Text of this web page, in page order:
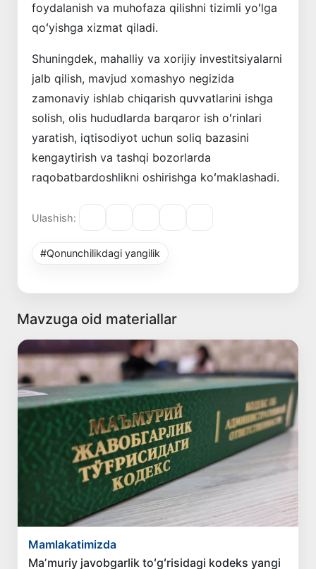
foydalanish va muhofaza qilishni tizimli yoʻlga
qoʻyishga xizmat qiladi.
Shuningdek, mahalliy va xorijiy investitsiyalarni
jalb qilish, mavjud xomashyo negizida
zamonaviy ishlab chiqarish quvvatlarini ishga
solish, olis hududlarda barqaror ish oʻrinlari
yaratish, iqtisodiyot uchun soliq bazasini
kengaytirish va tashqi bozorlarda
raqobatbardoshlikni oshirishga koʻmaklashadi.
Ulashish:
#Qonunchilikdagi yangilik
Mavzuga oid materiallar
Mamlakatimizda
Maʼmuriy javobgarlik toʻgʻrisidagi kodeks yangi